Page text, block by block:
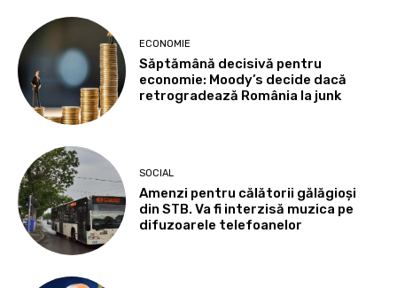
ECONOMIE
Săptămână decisivă pentru
economie: Moody’s decide dacă
retrogradează România la junk
SOCIAL
Amenzi pentru călătorii gălăgioși
din STB. Va fi interzisă muzica pe
difuzoarele telefoanelor